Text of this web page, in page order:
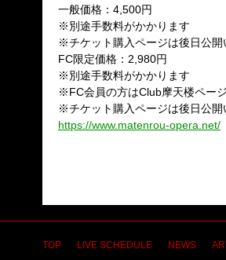
一般価格：4,500円
※別途手数料がかかります
※チケット購入ページは後日公開
FC限定価格：2,980円
※別途手数料がかかります
※FC会員の方はClub摩天楼ペー
※チケット購入ページは後日公開
https://www.matenrou-opera.net/
TOP LIVE SCHEDULE NEWS